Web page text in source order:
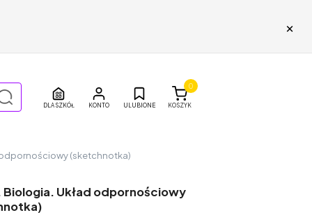
×
DLA SZKÓŁ ULUBIONE KOSZYK
0
odpornościowy (sketchnotka)
Biologia. Układ odpornościowy